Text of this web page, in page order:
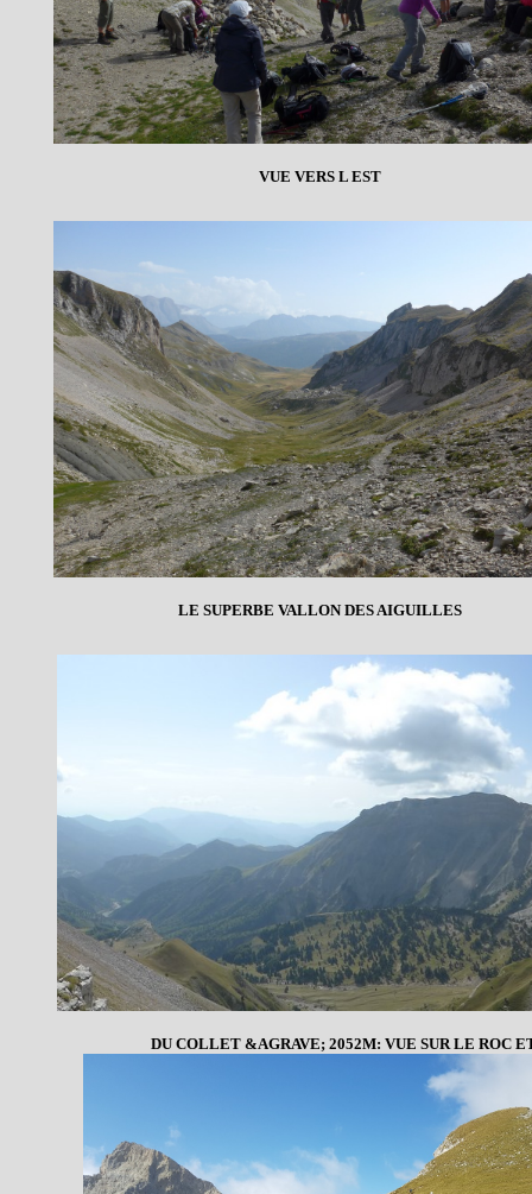
VUE VERS L EST
LE SUPERBE VALLON DES AIGUILLES
DU COLLET &AGRAVE; 2052M: VUE SUR LE ROC